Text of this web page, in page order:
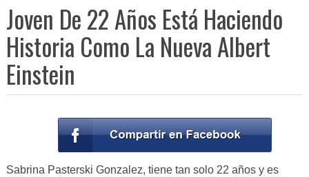
Joven De 22 Años Está Haciendo
Historia Como La Nueva Albert
Einstein
Sabrina Pasterski Gonzalez, tiene tan solo 22 años y es